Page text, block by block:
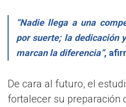
“Nadie llega a una
por suerte; la dedicación
marcan la diferencia”,
De cara al futuro, el
fortalecer su preparación